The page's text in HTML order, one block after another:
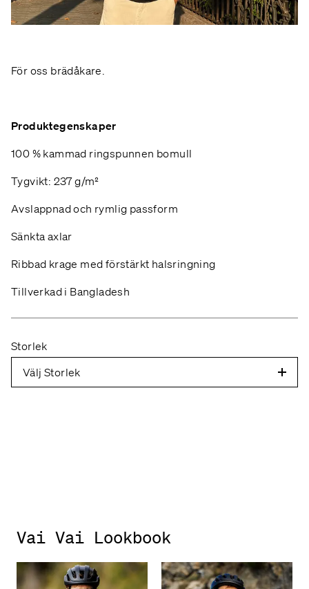
För oss brädåkare.
Produktegenskaper
100 % kammad ringspunnen bomull
Tygvikt: 237 g/m²
Avslappnad och rymlig passform
Sänkta axlar
Ribbad krage med förstärkt halsringning
Tillverkad i Bangladesh
Storlek
Välj Storlek
Vai Vai Lookbook